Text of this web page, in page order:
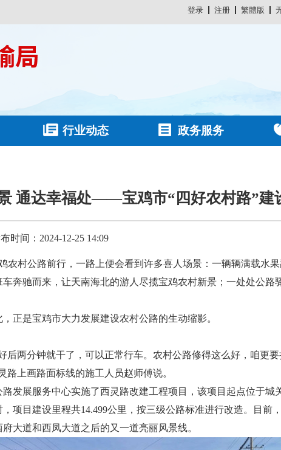
登录 注册 繁體版
行业动态 政务服务
通达幸福处——宝鸡市“四好农村路”建
时间：2024-12-25 14:09
农村公路前行，一路上便会看到许多喜人场景：一辆辆满载水
奔驰而来，让天南海北的游人尽揽宝鸡农村新景；一处处公路
正是宝鸡市大力发展建设农村公路的生动缩影。
后两分钟就干了，可以正常行车。农村公路修得这么好，咱更
路上画路面标线的施工人员赵师傅说。
发展服务中心实施了西灵路改建工程项目，该项目起点位于城
项目建设里程共14.499公里，按三级公路标准进行改造。目前
大道和西凤大道之后的又一道亮丽风景线。